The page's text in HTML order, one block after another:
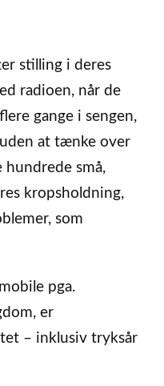
stilling i deres
radioen, når de
gange i sengen,
at tænke over
små,
kropsholdning,
som
pga.
er
– inklusiv tryksår